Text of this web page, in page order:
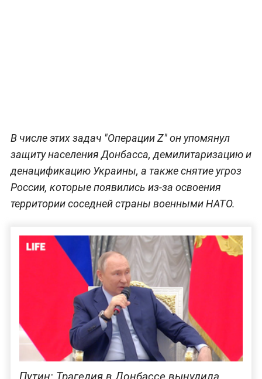
В числе этих задач "Операции Z" он упомянул
защиту населения Донбасса, демилитаризацию и
денацификацию Украины, а также снятие угроз
России, которые появились из-за освоения
территории соседней страны военными НАТО.